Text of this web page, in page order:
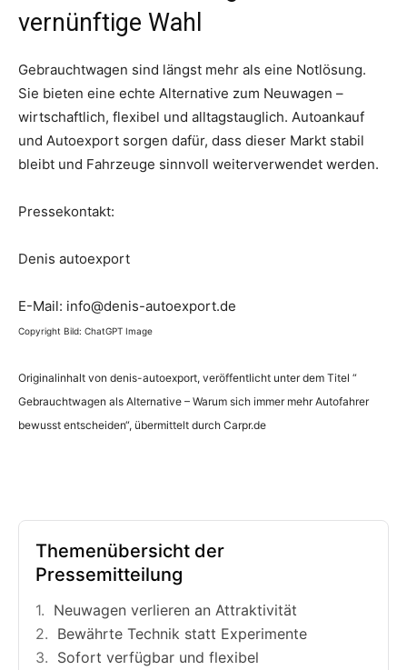
vernünftige Wahl
Gebrauchtwagen sind längst mehr als eine Notlösung.
Sie bieten eine echte Alternative zum Neuwagen –
wirtschaftlich, flexibel und alltagstauglich. Autoankauf
und Autoexport sorgen dafür, dass dieser Markt stabil
bleibt und Fahrzeuge sinnvoll weiterverwendet werden.
Pressekontakt:
Denis autoexport
E-Mail: info@denis-autoexport.de
Copyright Bild: ChatGPT Image
Originalinhalt von denis-autoexport, veröffentlicht unter dem Titel “
Gebrauchtwagen als Alternative – Warum sich immer mehr Autofahrer
bewusst entscheiden“, übermittelt durch Carpr.de
Themenübersicht der
Pressemitteilung
Neuwagen verlieren an Attraktivität
Bewährte Technik statt Experimente
Sofort verfügbar und flexibel